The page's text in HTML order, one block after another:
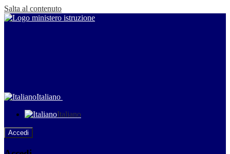
Salta al contenuto
Italiano
Italiano
Accedi